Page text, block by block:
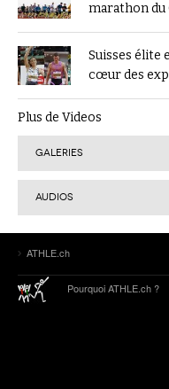
marathon du
Suisses élite
cœur des
Plus de Videos
GALERIES
ATHLE.ch
tous les
ATHLE.ch à
AUDIOS
Tokyo 2025 |
Werro 6e de
Podcast n°4
première à
ATHLE.ch
Pourquoi ATHLE.ch ?